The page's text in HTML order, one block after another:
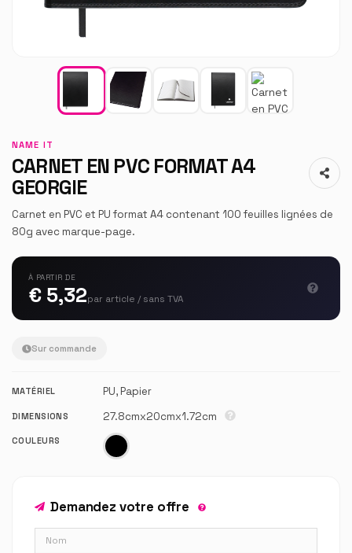
NAME IT
CARNET EN PVC FORMAT A4
GEORGIE
Carnet en PVC et PU format A4 contenant 100 feuilles lignées de
80g avec marque-page.
À PARTIR DE
€ 5,32par article / sans TVA
Sur commande
MATÉRIEL PU, Papier
DIMENSIONS 27.8cmx20cmx1.72cm
COULEURS
Demandez votre offre